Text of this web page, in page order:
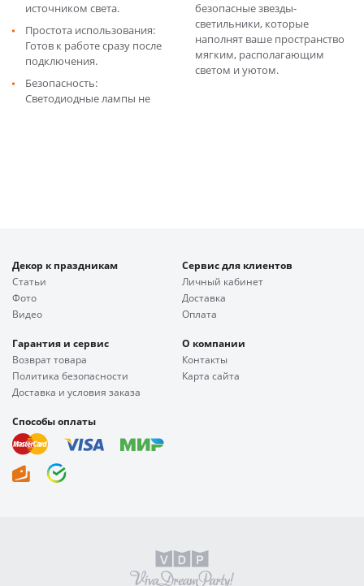
источником света.
Простота использования:
Готов к работе сразу после
подключения.
Безопасность:
Светодиодные лампы не
безопасные звезды-
светильники, которые
наполнят ваше пространство
мягким, располагающим
светом и уютом.
Декор к праздникам
Статьи
Фото
Видео
Сервис для клиентов
Личный кабинет
Доставка
Оплата
Гарантия и сервис
Возврат товара
Политика безопасности
Доставка и условия заказа
О компании
Контакты
Карта сайта
Способы оплаты